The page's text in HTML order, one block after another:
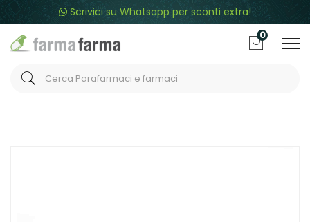
Scrivici su Whatsapp per sconti extra!
0